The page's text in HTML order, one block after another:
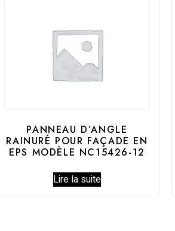
PANNEAU D’ANGLE
RAINURÉ POUR FAÇADE EN
EPS MODÈLE NC15426-12
Lire la suite